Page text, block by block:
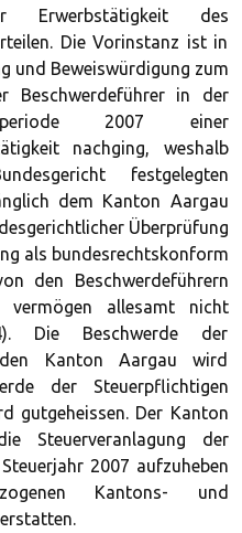
Erwerbstätigkeit des
Die Vorinstanz ist in
und Beweiswürdigung zum
Beschwerdeführer in der
2007 einer
nachging, weshalb
festgelegten
dem Kanton Aargau
Überprüfung
als bundesrechtskonform
den Beschwerdeführern
vermögen allesamt nicht
Die Beschwerde der
Kanton Aargau wird
der Steuerpflichtigen
gutgeheissen. Der Kanton
Steuerveranlagung der
2007 aufzuheben
Kantons- und